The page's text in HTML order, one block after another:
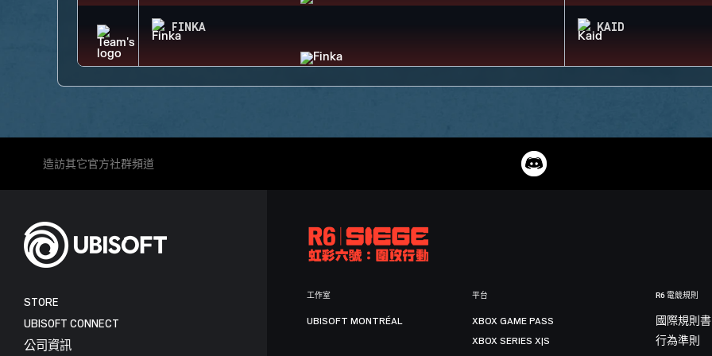
FINKA KAID
造訪其它官方社群頻道
STORE
UBISOFT CONNECT
公司資訊
工作室
UBISOFT MONTRÉAL
平台
XBOX GAME PASS
XBOX SERIES X|S
R6 電競規則
國際規則書
行為準則